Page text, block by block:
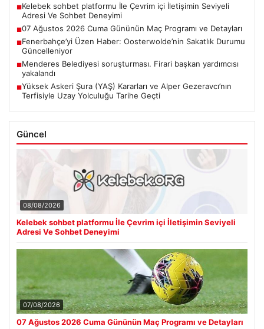
■Kelebek sohbet platformu İle Çevrim içi İletişimin Seviyeli
Adresi Ve Sohbet Deneyimi
■07 Ağustos 2026 Cuma Gününün Maç Programı ve Detayları
■Fenerbahçe’yi Üzen Haber: Oosterwolde’nin Sakatlık Durumu
Güncelleniyor
■Menderes Belediyesi soruşturması. Firari başkan yardımcısı
yakalandı
■Yüksek Askeri Şura (YAŞ) Kararları ve Alper Gezeravcı’nın
Terfisiyle Uzay Yolculuğu Tarihe Geçti
Güncel
08/08/2026
Kelebek sohbet platformu İle Çevrim içi İletişimin Seviyeli
Adresi Ve Sohbet Deneyimi
07/08/2026
07 Ağustos 2026 Cuma Gününün Maç Programı ve Detayları